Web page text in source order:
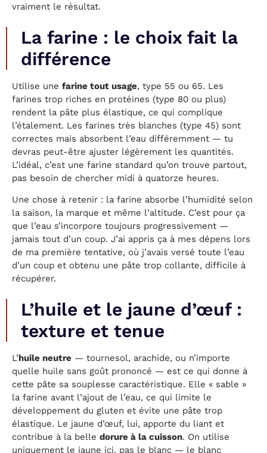
vraiment le résultat.
La farine : le choix fait la
différence
Utilise une farine tout usage, type 55 ou 65. Les
farines trop riches en protéines (type 80 ou plus)
rendent la pâte plus élastique, ce qui complique
l’étalement. Les farines très blanches (type 45) sont
correctes mais absorbent l’eau différemment — tu
devras peut-être ajuster légèrement les quantités.
L’idéal, c’est une farine standard qu’on trouve partout,
pas besoin de chercher midi à quatorze heures.
Une chose à retenir : la farine absorbe l’humidité selon
la saison, la marque et même l’altitude. C’est pour ça
que l’eau s’incorpore toujours progressivement —
jamais tout d’un coup. J’ai appris ça à mes dépens lors
de ma première tentative, où j’avais versé toute l’eau
d’un coup et obtenu une pâte trop collante, difficile à
récupérer.
L’huile et le jaune d’œuf :
texture et tenue
L’huile neutre — tournesol, arachide, ou n’importe
quelle huile sans goût prononcé — est ce qui donne à
cette pâte sa souplesse caractéristique. Elle « sable »
la farine avant l’ajout de l’eau, ce qui limite le
développement du gluten et évite une pâte trop
élastique. Le jaune d’œuf, lui, apporte du liant et
contribue à la belle dorure à la cuisson. On utilise
uniquement le jaune ici, pas le blanc — le blanc